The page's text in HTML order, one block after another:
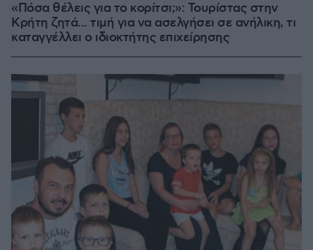
«Πόσα θέλεις για το κορίτσι;»: Τουρίστας στην
Κρήτη ζητά... τιμή για να ασελγήσει σε ανήλικη, τι
καταγγέλλει ο ιδιοκτήτης επιχείρησης